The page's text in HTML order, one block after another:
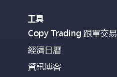
工具
Copy Trading 跟單交易
經濟日曆
資訊博客